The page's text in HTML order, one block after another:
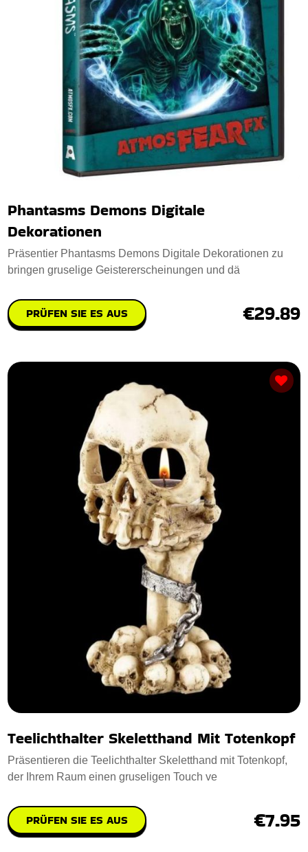
Phantasms Demons Digitale
Dekorationen
Präsentier Phantasms Demons Digitale Dekorationen zu
bringen gruselige Geistererscheinungen und dä
PRÜFEN SIE ES AUS €29.89
Teelichthalter Skeletthand Mit Totenkopf
Präsentieren die Teelichthalter Skeletthand mit Totenkopf,
der Ihrem Raum einen gruseligen Touch ve
PRÜFEN SIE ES AUS €7.95